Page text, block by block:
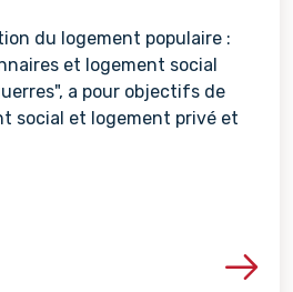
du logement populaire :
et logement social
a pour objectifs de
social et logement privé et
Voir les détails de la